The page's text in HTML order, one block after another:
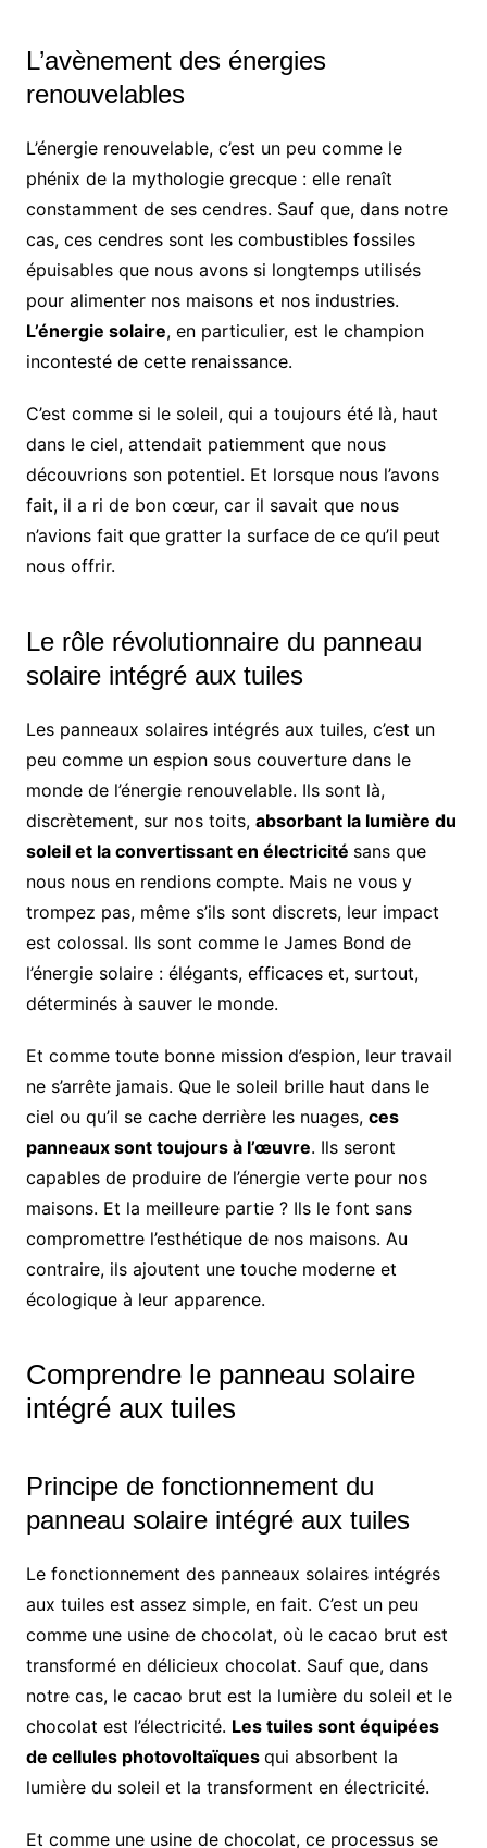
L’avènement des énergies
renouvelables
L’énergie renouvelable, c’est un peu comme le
phénix de la mythologie grecque : elle renaît
constamment de ses cendres. Sauf que, dans notre
cas, ces cendres sont les combustibles fossiles
épuisables que nous avons si longtemps utilisés
pour alimenter nos maisons et nos industries.
L’énergie solaire, en particulier, est le champion
incontesté de cette renaissance.
C’est comme si le soleil, qui a toujours été là, haut
dans le ciel, attendait patiemment que nous
découvrions son potentiel. Et lorsque nous l’avons
fait, il a ri de bon cœur, car il savait que nous
n’avions fait que gratter la surface de ce qu’il peut
nous offrir.
Le rôle révolutionnaire du panneau
solaire intégré aux tuiles
Les panneaux solaires intégrés aux tuiles, c’est un
peu comme un espion sous couverture dans le
monde de l’énergie renouvelable. Ils sont là,
discrètement, sur nos toits, absorbant la lumière du
soleil et la convertissant en électricité sans que
nous nous en rendions compte. Mais ne vous y
trompez pas, même s’ils sont discrets, leur impact
est colossal. Ils sont comme le James Bond de
l’énergie solaire : élégants, efficaces et, surtout,
déterminés à sauver le monde.
Et comme toute bonne mission d’espion, leur travail
ne s’arrête jamais. Que le soleil brille haut dans le
ciel ou qu’il se cache derrière les nuages, ces
panneaux sont toujours à l’œuvre. Ils seront
capables de produire de l’énergie verte pour nos
maisons. Et la meilleure partie ? Ils le font sans
compromettre l’esthétique de nos maisons. Au
contraire, ils ajoutent une touche moderne et
écologique à leur apparence.
Comprendre le panneau solaire
intégré aux tuiles
Principe de fonctionnement du
panneau solaire intégré aux tuiles
Le fonctionnement des panneaux solaires intégrés
aux tuiles est assez simple, en fait. C’est un peu
comme une usine de chocolat, où le cacao brut est
transformé en délicieux chocolat. Sauf que, dans
notre cas, le cacao brut est la lumière du soleil et le
chocolat est l’électricité. Les tuiles sont équipées
de cellules photovoltaïques qui absorbent la
lumière du soleil et la transforment en électricité.
Et comme une usine de chocolat, ce processus se